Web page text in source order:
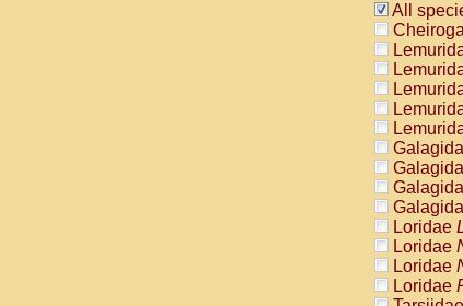
All
Loridae
Loridae
Loridae
Loridae